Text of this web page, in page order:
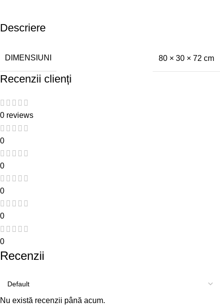
Descriere
DIMENSIUNI 80 × 30 × 72 cm
Recenzii clienți
0 reviews
0
0
0
0
0
Recenzii
Nu există recenzii până acum.